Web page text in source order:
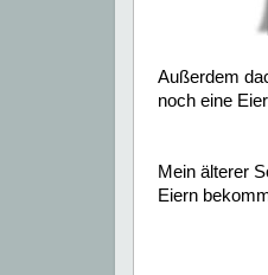
Außerdem
noch eine
Mein älterer
Eiern